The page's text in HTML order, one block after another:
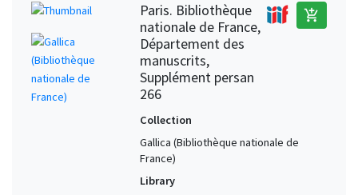
Paris. Bibliothèque
nationale de France,
Département des
manuscrits,
Supplément persan
266
add_shopping_cart
Collection
Gallica (Bibliothèque nationale de
France)
Library